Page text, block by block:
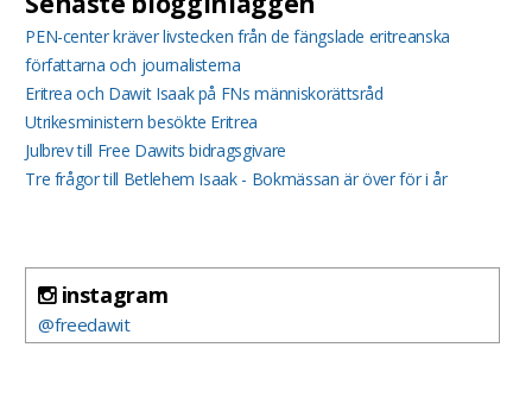
PEN-center kräver livstecken från de fängslade eritreanska
författarna och journalisterna
Eritrea och Dawit Isaak på FNs människorättsråd
Utrikesministern besökte Eritrea
Julbrev till Free Dawits bidragsgivare
Tre frågor till Betlehem Isaak - Bokmässan är över för i år
instagram
@freedawit